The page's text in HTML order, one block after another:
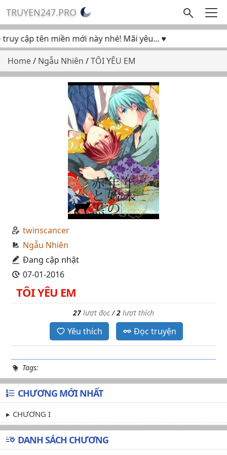
TRUYEN247.PRO
cập tên miền mới này nhé! Mãi yêu... ♥
Home/ Ngẫu Nhiên /TÔI YÊU EM
twinscancer
Ngẫu Nhiên
Đang cập nhật
07-01-2016
TÔI YÊU EM
27 lượt đọc/2 lượt thích
Yêu thích Đọc truyện
Tags:
CHƯƠNG MỚI NHẤT
CHƯƠNG I
DANH SÁCH CHƯƠNG